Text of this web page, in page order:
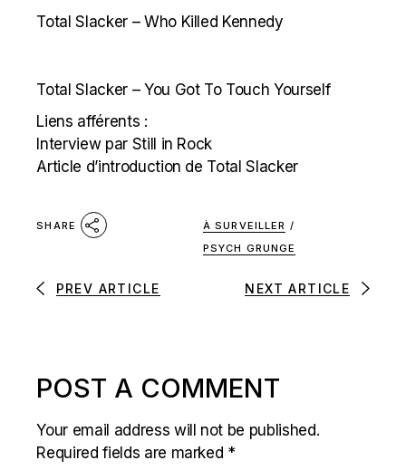
Total Slacker – Who Killed Kennedy
Total Slacker – You Got To Touch Yourself
Liens afférents :
Interview par Still in Rock
Article d’introduction de Total Slacker
SHARE À SURVEILLER /
PSYCH GRUNGE
PREV ARTICLE NEXT ARTICLE
POST A COMMENT
Your email address will not be published.
Required fields are marked *